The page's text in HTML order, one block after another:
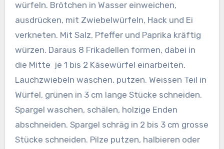
würfeln. Brötchen in Wasser einweichen,
ausdrücken, mit Zwiebelwürfeln, Hack und Ei
verkneten. Mit Salz, Pfeffer und Paprika kräftig
würzen. Daraus 8 Frikadellen formen, dabei in
die Mitte je 1 bis 2 Käsewürfel einarbeiten.
Lauchzwiebeln waschen, putzen. Weissen Teil in
Würfel, grünen in 3 cm lange Stücke schneiden.
Spargel waschen, schälen, holzige Enden
abschneiden. Spargel schräg in 2 bis 3 cm grosse
Stücke schneiden. Pilze putzen, halbieren oder